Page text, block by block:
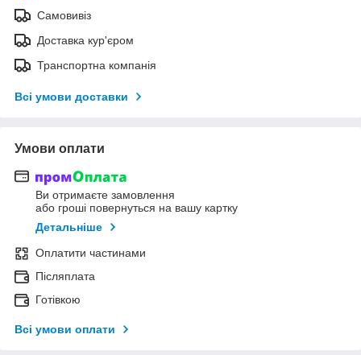
Самовивіз
Доставка кур'єром
Транспортна компанія
Всі умови доставки
Умови оплати
Ви отримаєте замовлення
або гроші повернуться на вашу картку
Детальніше
Оплатити частинами
Післяплата
Готівкою
Всі умови оплати